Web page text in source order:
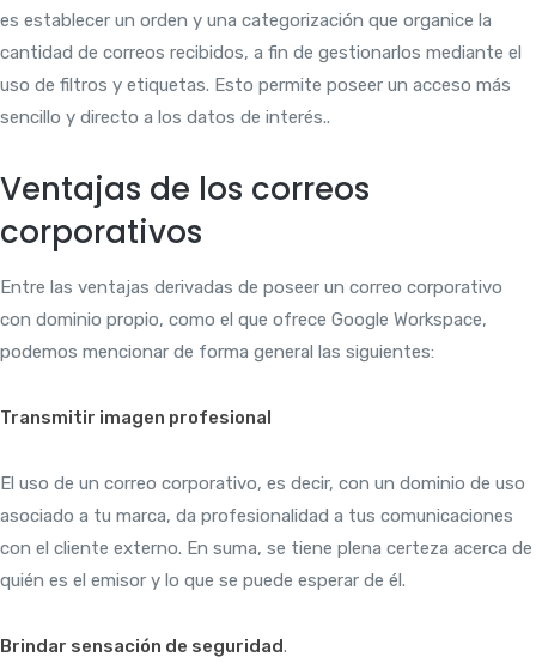
es establecer un orden y una categorización que organice la
cantidad de correos recibidos, a fin de gestionarlos mediante el
uso de filtros y etiquetas. Esto permite poseer un acceso más
sencillo y directo a los datos de interés..
Ventajas de los correos
corporativos
Entre las ventajas derivadas de poseer un correo corporativo
con dominio propio, como el que ofrece Google Workspace,
podemos mencionar de forma general las siguientes:
Transmitir imagen profesional
El uso de un correo corporativo, es decir, con un dominio de uso
asociado a tu marca, da profesionalidad a tus comunicaciones
con el cliente externo. En suma, se tiene plena certeza acerca de
quién es el emisor y lo que se puede esperar de él.
Brindar sensación de seguridad.